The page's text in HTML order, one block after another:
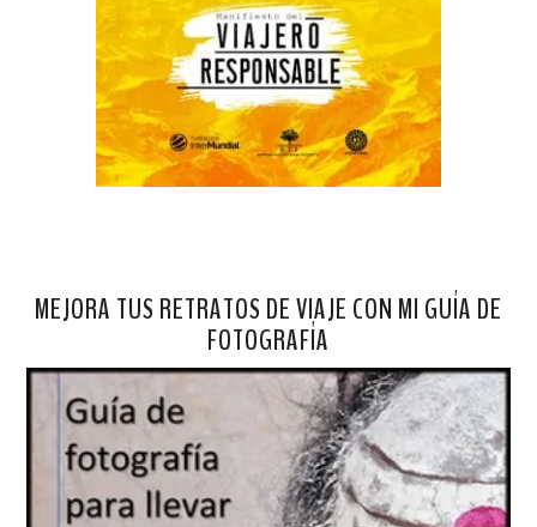
MEJORA TUS RETRATOS DE VIAJE CON MI GUÍA DE
FOTOGRAFÍA